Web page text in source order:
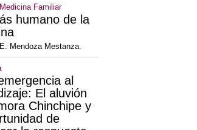
Familiar
humano de la
Mendoza Mestanza.
al
El aluvión
Chinchipe y
de